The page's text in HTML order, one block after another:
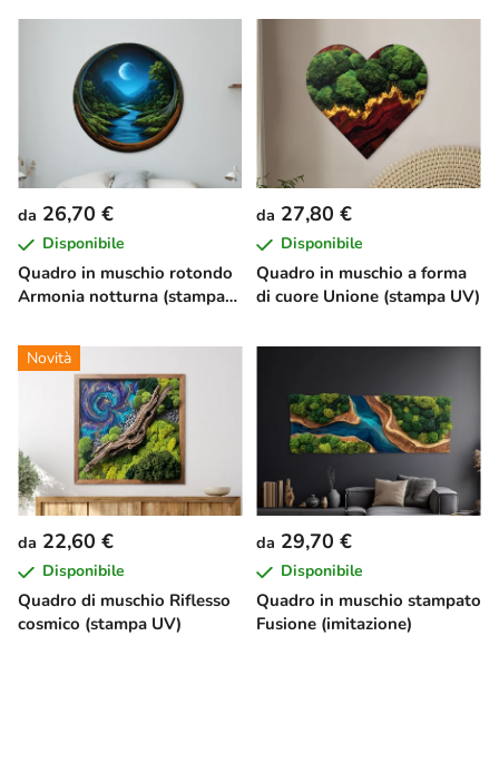
Quadro in muschio rotondo
Armonia notturna (stampa
da 26,70 €
Disponibile
Quadro in muschio a forma
di cuore Unione (stampa UV)
da 27,80 €
Disponibile
Novità
Quadro di muschio Riflesso
cosmico (stampa UV)
da 22,60 €
Disponibile
Quadro in muschio stampato
Fusione (imitazione)
da 29,70 €
Disponibile